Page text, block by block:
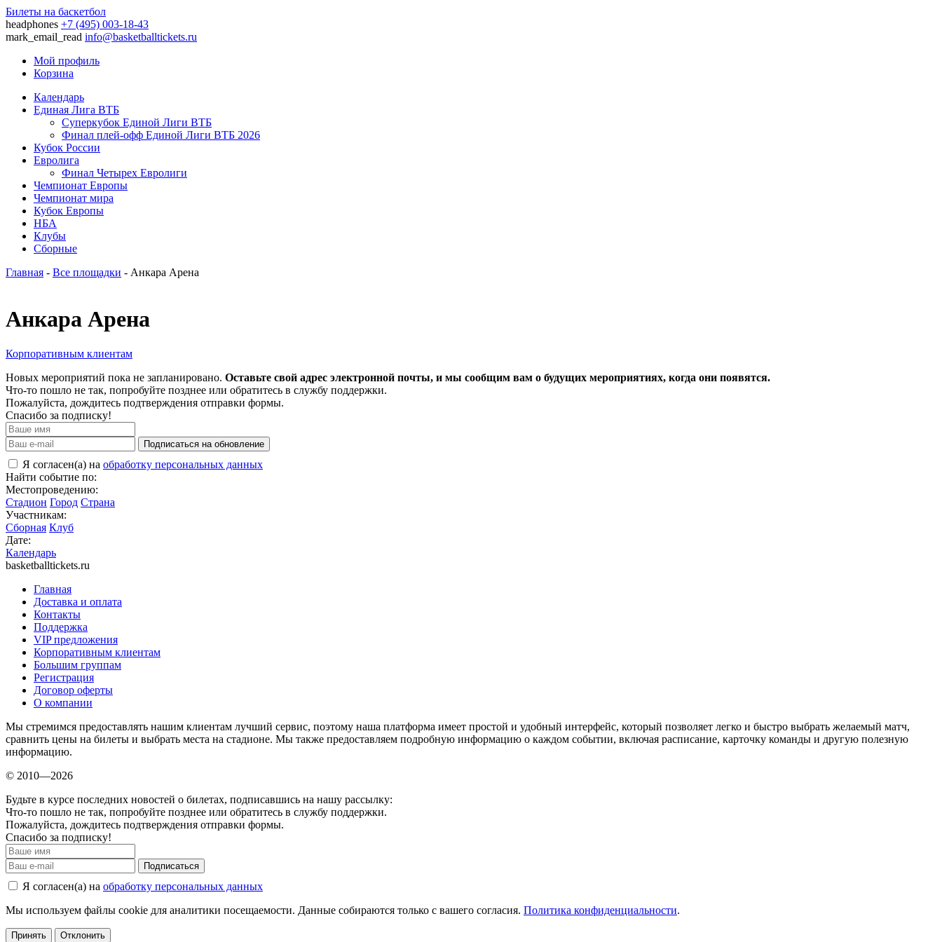
Билеты на баскетбол
headphones +7 (495) 003-18-43
mark_email_read info@basketballtickets.ru
Мой профиль
Корзина
Календарь
Единая Лига ВТБ
Суперкубок Единой Лиги ВТБ
Финал плей-офф Единой Лиги ВТБ 2026
Кубок России
Евролига
Финал Четырех Евролиги
Чемпионат Европы
Чемпионат мира
Кубок Европы
НБА
Клубы
Сборные
Главная - Все площадки - Анкара Арена
Анкара Арена
Корпоративным клиентам
Новых мероприятий пока не запланировано. Оставьте свой адрес электронной почты, и мы сообщим вам о будущих мероприятиях, когда они появятся.
Что-то пошло не так, попробуйте позднее или обратитесь в службу поддержки.
Пожалуйста, дождитесь подтверждения отправки формы.
Спасибо за подписку!
Подписаться на обновление
Я согласен(а) на обработку персональных данных
Найти событие по:
Местопроведению:
Стадион Город Страна
Участникам:
Сборная Клуб
Дате:
Календарь
basketballtickets.ru
Главная
Доставка и оплата
Контакты
Поддержка
VIP предложения
Корпоративным клиентам
Большим группам
Регистрация
Договор оферты
О компании
Мы стремимся предоставлять нашим клиентам лучший сервис, поэтому наша платформа имеет простой и удобный интерфейс, который позволяет легко и быстро выбрать желаемый матч,
сравнить цены на билеты и выбрать места на стадионе. Мы также предоставляем подробную информацию о каждом событии, включая расписание, карточку команды и другую полезную
информацию.
© 2010—2026
Будьте в курсе последних новостей о билетах, подписавшись на нашу рассылку:
Что-то пошло не так, попробуйте позднее или обратитесь в службу поддержки.
Пожалуйста, дождитесь подтверждения отправки формы.
Спасибо за подписку!
Подписаться
Я согласен(а) на обработку персональных данных
Мы используем файлы cookie для аналитики посещаемости. Данные собираются только с вашего согласия. Политика конфиденциальности.
Принять Отклонить